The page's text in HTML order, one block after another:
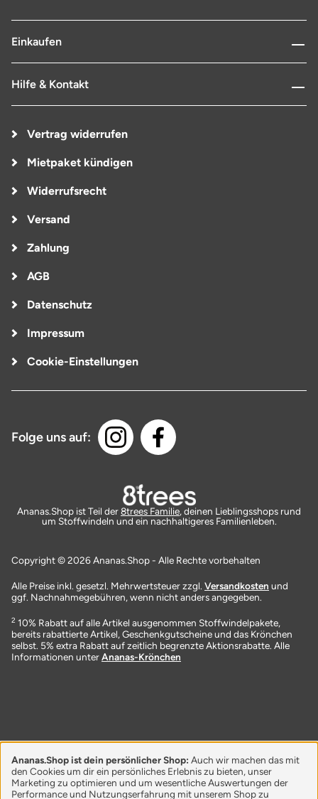
Einkaufen
Hilfe & Kontakt
Vertrag widerrufen
Mietpaket kündigen
Widerrufsrecht
Versand
Zahlung
AGB
Datenschutz
Impressum
Cookie-Einstellungen
Folge uns auf:
Ananas.Shop ist Teil der8trees Familie, deinen Lieblingsshops rund
um Stoffwindeln und ein nachhaltigeres Familienleben.
Copyright © 2026 Ananas.Shop - Alle Rechte vorbehalten
Alle Preise inkl. gesetzl. Mehrwertsteuer zzgl. Versandkosten und
ggf. Nachnahmegebühren, wenn nicht anders angegeben.
2 10% Rabatt auf alle Artikel ausgenommen Stoffwindelpakete,
bereits rabattierte Artikel, Geschenkgutscheine und das Krönchen
selbst. 5% extra Rabatt auf zeitlich begrenzte Aktionsrabatte. Alle
Informationen unterAnanas-Krönchen
Ananas.Shop ist dein persönlicher Shop: Auch wir machen das mit
den Cookies um dir ein persönliches Erlebnis zu bieten, unser
Marketing zu optimieren und um wesentliche Auswertungen der
Performance und Nutzungserfahrung mit unserem Shop zu